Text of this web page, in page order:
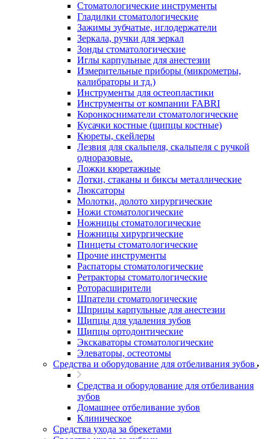
Стоматологические инструменты
Гладилки стоматологические
Зажимы зубчатые, иглодержатели
Зеркала, ручки для зеркал
Зонды стоматологические
Иглы карпульные для анестезии
Измерительные приборы (микрометры,
калибраторы и тд.)
Инструменты для остеопластики
Инструменты от компании FABRI
Коронкосниматели стоматологические
Кусачки костные (щипцы костные)
Кюреты, скейлеры
Лезвия для скальпеля, скальпеля с ручкой
одноразовые.
Ложки кюретажные
Лотки, стаканы и биксы металлические
Люксаторы
Молотки, долото хирургические
Ножи стоматологические
Ножницы стоматологические
Ножницы хирургические
Пинцеты стоматологические
Прочие инструменты
Распаторы стоматологические
Ретракторы стоматологические
Роторасширители
Шпатели стоматологические
Шприцы карпульные для анестезии
Щипцы для удаления зубов
Щипцы ортодонтические
Экскаваторы стоматологические
Элеваторы, остеотомы
Средства и оборудование для отбеливания зубов
Средства и оборудование для отбеливания
зубов
Домашнее отбеливание зубов
Клиническое
Средства ухода за брекетами